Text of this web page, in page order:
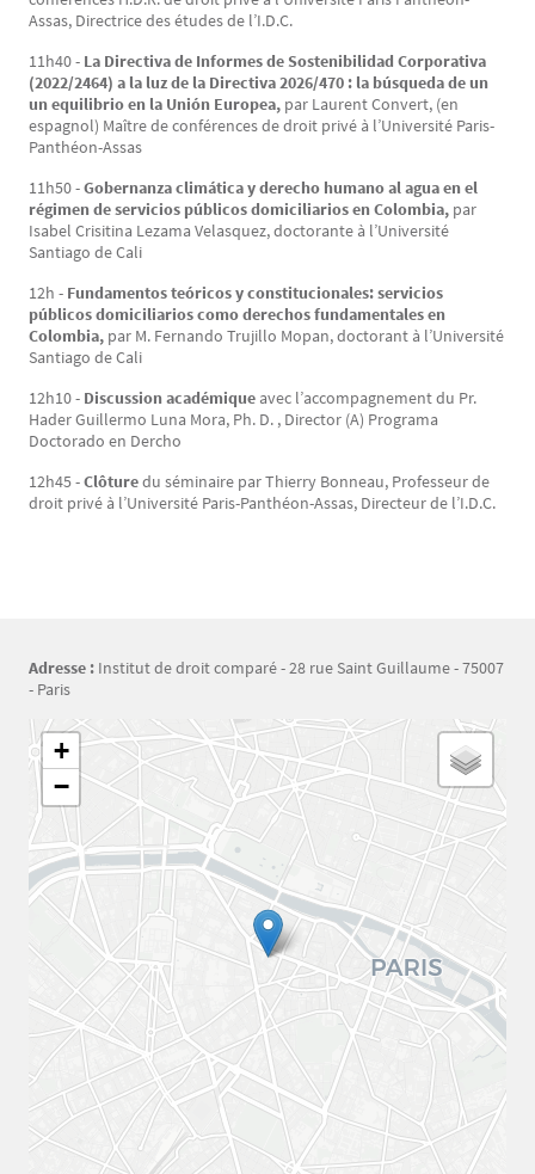
Assas, Directrice des études de l’I.D.C.
11h40 - La Directiva de Informes de Sostenibilidad Corporativa
(2022/2464) a la luz de la Directiva 2026/470 : la búsqueda de un
un equilibrio en la Unión Europea, par Laurent Convert, (en
espagnol) Maître de conférences de droit privé à l’Université Paris-
Panthéon-Assas
11h50 -Gobernanza climática y derecho humano al agua en el
régimen de servicios públicos domiciliarios en Colombia, par
Isabel Crisitina Lezama Velasquez, doctorante à l’Université
Santiago de Cali
12h - Fundamentos teóricos y constitucionales: servicios
públicos domiciliarios como derechos fundamentales en
Colombia, par M. Fernando Trujillo Mopan, doctorant à l’Université
Santiago de Cali
12h10 - Discussion académique avec l’accompagnement du Pr.
Hader Guillermo Luna Mora, Ph. D. , Director (A) Programa
Doctorado en Dercho
12h45 -Clôturedu séminaire par Thierry Bonneau, Professeur de
droit privé à l’Université Paris-Panthéon-Assas, Directeur de l’I.D.C.
Adresse : Institut de droit comparé - 28 rue Saint Guillaume - 75007
- Paris
Géolocalisation
+
−